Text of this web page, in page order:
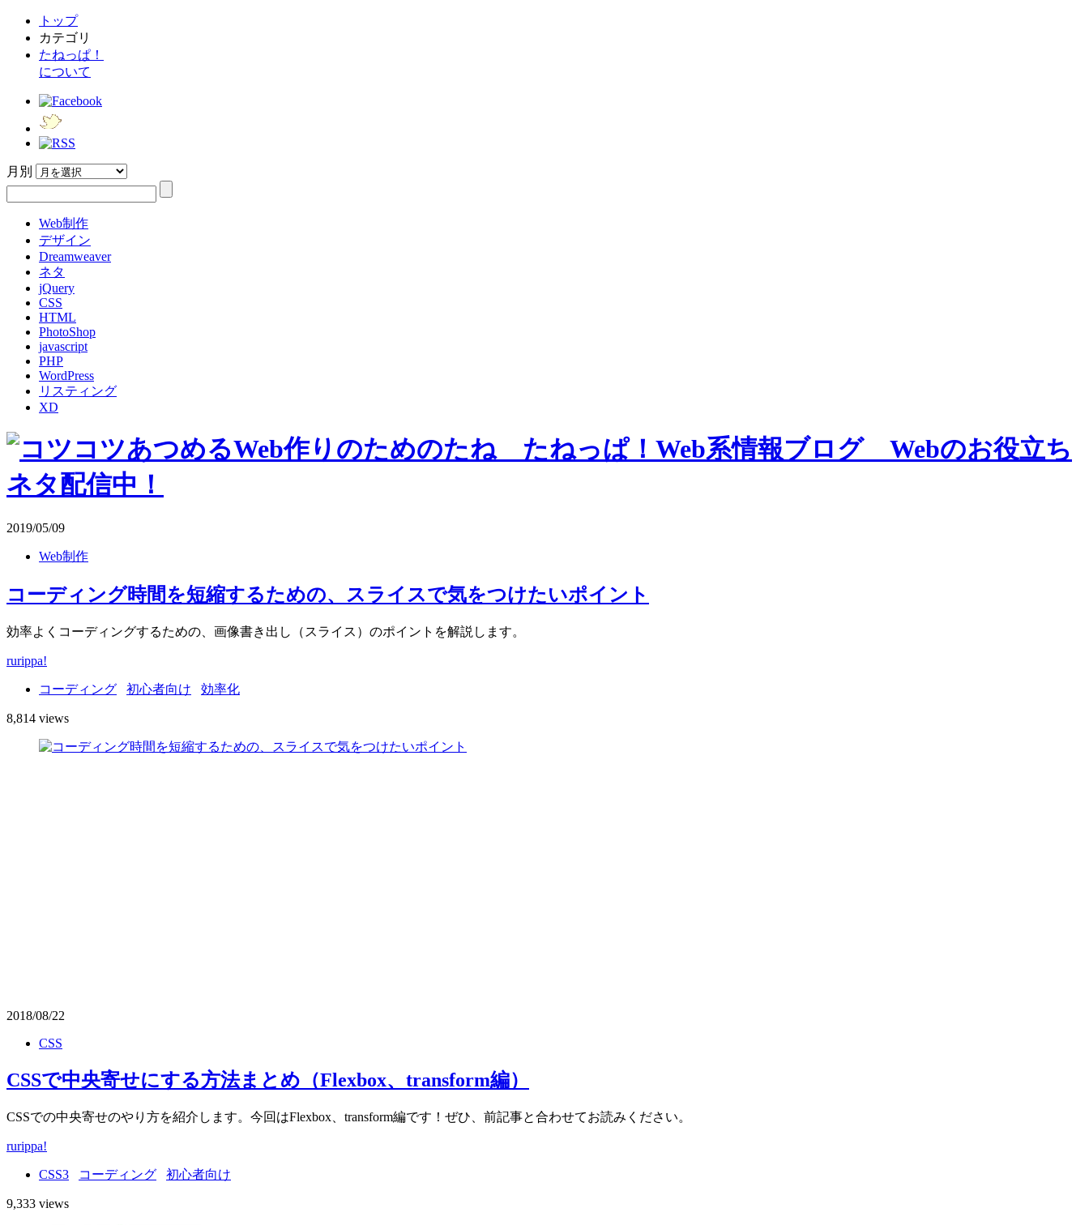
トップ
カテゴリ
たねっぱ！
について
月別
Web制作
デザイン
Dreamweaver
ネタ
jQuery
CSS
HTML
PhotoShop
javascript
PHP
WordPress
リスティング
XD
2019/05/09
Web制作
コーディング時間を短縮するための、スライスで気をつけたいポイント
効率よくコーディングするための、画像書き出し（スライス）のポイントを解説します。
rurippa!
コーディング 初心者向け 効率化
8,814 views
2018/08/22
CSS
CSSで中央寄せにする方法まとめ（Flexbox、transform編）
CSSでの中央寄せのやり方を紹介します。今回はFlexbox、transform編です！ぜひ、前記事と合わせてお読みください。
rurippa!
CSS3 コーディング 初心者向け
9,333 views